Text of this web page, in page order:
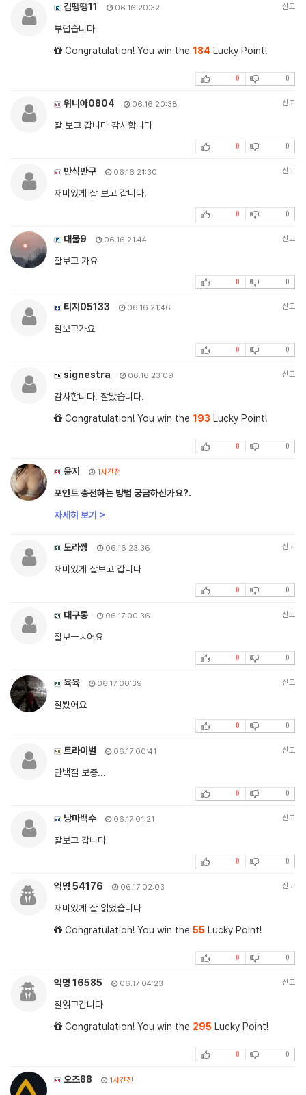
김땡땡11 06.16 20:32 신고
부럽습니다
Congratulation! You win the 184 Lucky Point!
0 0
위니아0804 06.16 20:38 신고
잘 보고 갑니다 감사합니다
0 0
만식만구 06.16 21:30 신고
재미있게 잘 보고 갑니다.
0 0
대물9 06.16 21:44 신고
잘보고 가요
0 0
티지05133 06.16 21:46 신고
잘보고가요
0 0
signestra 06.16 23:09 신고
감사합니다. 잘봤습니다.
Congratulation! You win the 193 Lucky Point!
0 0
윤지 1시간전
포인트 충전하는 방법 궁금하신가요?.
자세히 보기 >
도라짱 06.16 23:36 신고
재미있게 잘보고 갑니다
0 0
대구롱 06.17 00:36 신고
잘보ㅡㅅ어요
0 0
육육 06.17 00:39 신고
잘봤어요
0 0
트라이벌 06.17 00:41 신고
단백질 보충...
0 0
낭마백수 06.17 01:21 신고
잘보고 갑니다
0 0
익명 54176 06.17 02:03 신고
재미있게 잘 읽었습니다
Congratulation! You win the 55 Lucky Point!
0 0
익명 16585 06.17 04:23 신고
잘읽고갑니다
Congratulation! You win the 295 Lucky Point!
0 0
오즈88 1시간전